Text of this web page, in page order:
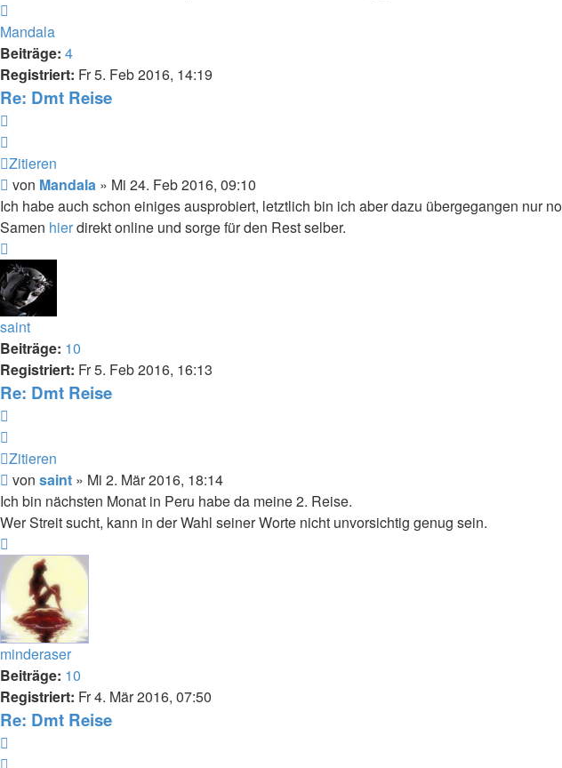
oben
Mandala
Beiträge: 4
Registriert: Fr 5. Feb 2016, 14:19
Re: Dmt Reise
Zitieren
Beitrag
von Mandala » Mi 24. Feb 2016, 09:10
Ich habe auch schon einiges ausprobiert, letztlich bin ich aber dazu übergegangen nur
Samen hierdirekt online und sorge für den Rest selber.
oben
saint
Beiträge: 10
Registriert: Fr 5. Feb 2016, 16:13
Re: Dmt Reise
Zitieren
Beitrag
von saint » Mi 2. Mär 2016, 18:14
Ich bin nächsten Monat in Peru habe da meine 2. Reise.
Wer Streit sucht, kann in der Wahl seiner Worte nicht unvorsichtig genug sein.
oben
minderaser
Beiträge: 10
Registriert: Fr 4. Mär 2016, 07:50
Re: Dmt Reise